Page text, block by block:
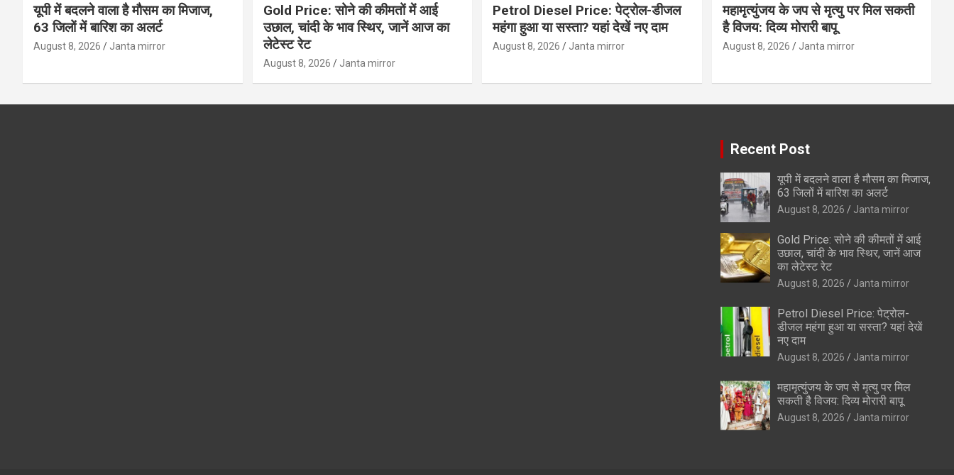
यूपी में बदलने वाला है मौसम का मिजाज,
63 जिलों में बारिश का अलर्ट
August 8, 2026 Janta mirror
Gold Price: सोने की कीमतों में आई
उछाल, चांदी के भाव स्थिर, जानें आज का
लेटेस्ट रेट
August 8, 2026 Janta mirror
Petrol Diesel Price: पेट्रोल-डीजल
महंगा हुआ या सस्ता? यहां देखें नए दाम
August 8, 2026 Janta mirror
महामृत्युंजय के जप से मृत्यु पर मिल सकती
है विजय: दिव्य मोरारी बापू
August 8, 2026 Janta mirror
Recent Post
यूपी में बदलने वाला है मौसम का मिजाज,
63 जिलों में बारिश का अलर्ट
August 8, 2026 Janta mirror
Gold Price: सोने की कीमतों में आई
उछाल, चांदी के भाव स्थिर, जानें आज
का लेटेस्ट रेट
August 8, 2026 Janta mirror
Petrol Diesel Price: पेट्रोल-
डीजल महंगा हुआ या सस्ता? यहां देखें
नए दाम
August 8, 2026 Janta mirror
महामृत्युंजय के जप से मृत्यु पर मिल
सकती है विजय: दिव्य मोरारी बापू
August 8, 2026 Janta mirror